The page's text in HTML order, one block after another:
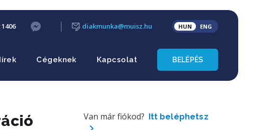
1406 diakmunka@muisz.hu HUN ENG
Cégeknek Kapcsolat BELÉPÉS
Van már fiókod? Itt beléphetsz